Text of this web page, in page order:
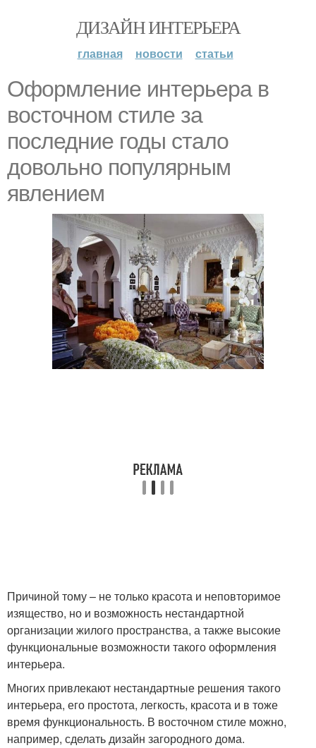
ДИЗАЙН ИНТЕРЬЕРА
главная новости статьи
Оформление интерьера в
восточном стиле за
последние годы стало
довольно популярным
явлением
Причиной тому – не только красота и неповторимое
изящество, но и возможность нестандартной
организации жилого пространства, а также высокие
функциональные возможности такого оформления
интерьера.
Многих привлекают нестандартные решения такого
интерьера, его простота, легкость, красота и в тоже
время функциональность. В восточном стиле можно,
например, сделать дизайн загородного дома.